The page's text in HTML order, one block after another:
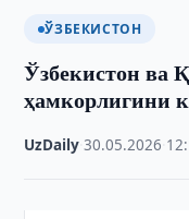
ЎЗБЕКИСТОН
Ўзбекистон ва
ҳамкорлигини
UzDaily ·30.05.2026